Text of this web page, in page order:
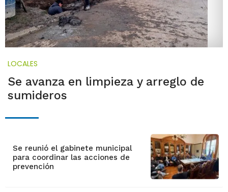
LOCALES
Se avanza en limpieza y arreglo de
sumideros
Se reunió el gabinete municipal
para coordinar las acciones de
prevención